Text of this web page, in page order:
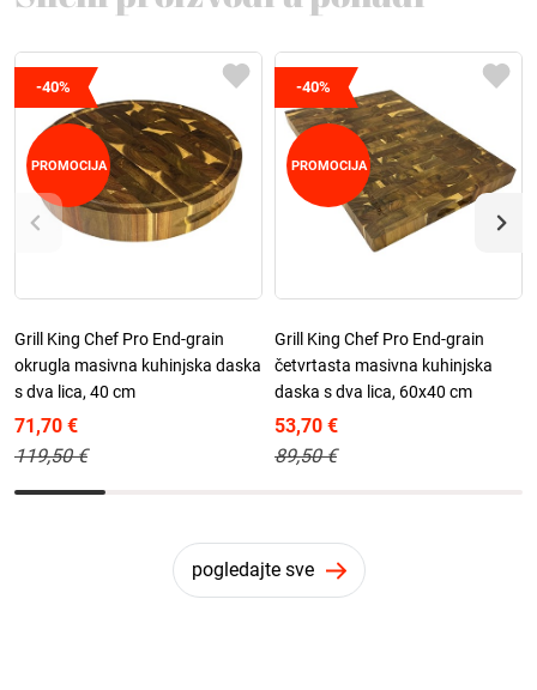
-40%
PROMOCIJA
Grill King Chef Pro End-grain
okrugla masivna kuhinjska daska
s dva lica, 40 cm
71,70 €
119,50 €
-40%
PROMOCIJA
Grill King Chef Pro End-grain
četvrtasta masivna kuhinjska
daska s dva lica, 60x40 cm
53,70 €
89,50 €
pogledajte sve